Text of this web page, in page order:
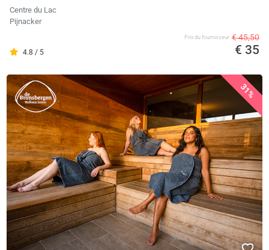
Centre du Lac
Pijnacker
4.8 / 5
Prix ​​du fournisseur € 45,50
€ 35
31%